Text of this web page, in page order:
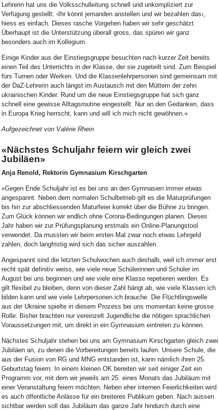
Lehrerin hat uns die Volksschulleitung schnell und unkompliziert zur
Verfügung gestellt: ‹Ihr könnt jemanden anstellen und wir bezahlen das›,
hiess es einfach. Dieses rasche Vorgehen haben wir sehr geschätzt.
Überhaupt ist die Unterstützung überall gross, das spüren wir ganz
besonders auch im Kollegium.
Einige Kinder aus der Einstiegsgruppe besuchten nach kurzer Zeit bereits
einen Teil des Unterrichts in der Klasse, der sie zugeteilt sind. Zum Beispiel
fürs Turnen oder Werken. Und die Klassenlehrpersonen sind gemeinsam mit
der DaZ-Lehrerin auch längst im Austausch mit den Müttern der zehn
ukrainischen Kinder. Rund um die neue Einstiegsgruppe hat sich ganz
schnell eine gewisse Alltagsroutine eingestellt. Nur an den Gedanken, dass
in Europa Krieg herrscht, kann und will ich mich nicht gewöhnen.»
Aufgezeichnet von Valérie Rhein
«Nächstes Schuljahr feiern wir gleich zwei
Jubiläen»
Anja Renold, Rektorin Gymnasium Kirschgarten
«Gegen Ende Schuljahr ist es bei uns an den Gymnasien immer etwas
angespannt. Neben dem normalen Schulbetrieb gilt es die Maturprüfungen
bis hin zur abschliessenden Maturfeier korrekt über die Bühne zu bringen.
Zum Glück können wir endlich ohne Corona-Bedingungen planen. Dieses
Jahr haben wir zur Prüfungsplanung erstmals ein Online-Planungstool
verwendet. Da mussten wir beim ersten Mal zwar noch etwas Lehrgeld
zahlen, doch langfristig wird sich das sicher auszahlen.
Angespannt sind die letzten Schulwochen auch deshalb, weil ich immer erst
recht spät definitiv weiss, wie viele neue Schülerinnen und Schüler im
August bei uns beginnen und wie viele eine Klasse repetieren werden. Es
gilt flexibel zu bleiben, denn von dieser Zahl hängt ab, wie viele Klassen ich
bilden kann und wie viele Lehrpersonen ich brauche. Die Flüchtlingswelle
aus der Ukraine spielte in diesem Prozess bei uns momentan keine grosse
Rolle. Bisher brachten nur vereinzelt Jugendliche die nötigen sprachlichen
Voraussetzungen mit, um direkt in ein Gymnasium eintreten zu können.
Nächstes Schuljahr stehen bei uns am Gymnasium Kirschgarten gleich zwei
Jubiläen an, zu denen die Vorbereitungen bereits laufen. Unsere Schule, die
aus der Fusion von RG und MNG entstanden ist, kann nämlich ihren 25.
Geburtstag feiern. In einem kleinen OK bereiten wir seit einiger Zeit ein
Programm vor, mit dem wir jeweils am 25. eines Monats das Jubiläum mit
einer Veranstaltung feiern möchten. Neben eher internen Feierlichkeiten wird
es auch öffentliche Anlässe für ein breiteres Publikum geben. Nach aussen
sichtbar werden soll das Jubiläum das ganze Jahr hindurch durch eine